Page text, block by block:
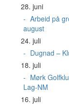
28. juni
Arbeid på
august
24. juli
Dugnad –
18. juli
Mørk
Lag-NM
16. juli